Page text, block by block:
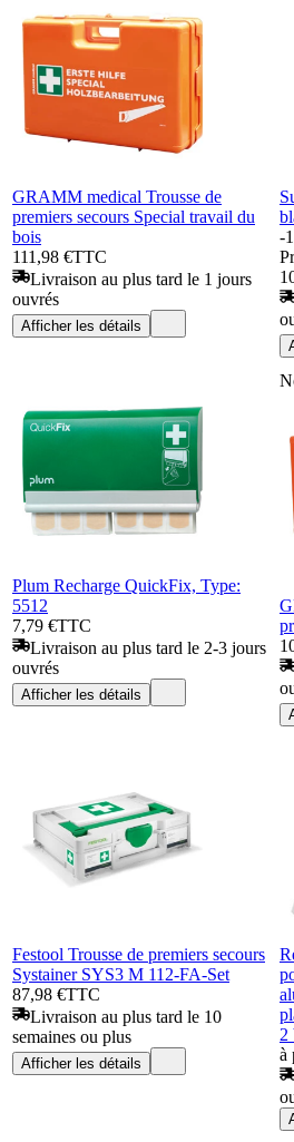
GRAMM medical Trousse de
premiers secours Special travail du
bois
111,98 €TTC
Livraison au plus tard le 1 jours
ouvrés
Afficher les détails
-
Plum Recharge QuickFix, Type:
5512
7,79 €TTC
Livraison au plus tard le 2-3 jours
ouvrés
Afficher les détails
Festool Trousse de premiers secours
Systainer SYS3 M 112-FA-Set
87,98 €TTC
Livraison au plus tard le 10
semaines ou plus
Afficher les détails
2
à